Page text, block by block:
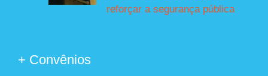
reforçar a segurança pública
+ Convênios